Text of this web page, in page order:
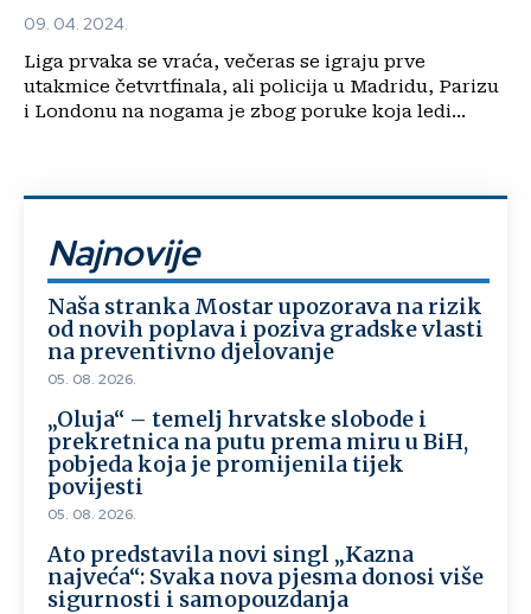
09. 04. 2024.
Liga prvaka se vraća, večeras se igraju prve
utakmice četvrtfinala, ali policija u Madridu, Parizu
i Londonu na nogama je zbog poruke koja ledi...
Najnovije
Naša stranka Mostar upozorava na rizik
od novih poplava i poziva gradske vlasti
na preventivno djelovanje
05. 08. 2026.
„Oluja“ – temelj hrvatske slobode i
prekretnica na putu prema miru u BiH,
pobjeda koja je promijenila tijek
povijesti
05. 08. 2026.
Ato predstavila novi singl „Kazna
najveća“: Svaka nova pjesma donosi više
sigurnosti i samopouzdanja